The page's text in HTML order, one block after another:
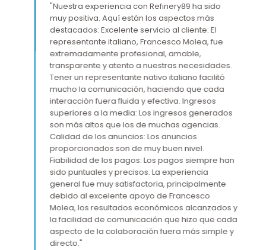
"Nuestra experiencia con Refinery89 ha sido
muy positiva. Aquí están los aspectos más
destacados: Excelente servicio al cliente: El
representante italiano, Francesco Molea, fue
extremadamente profesional, amable,
transparente y atento a nuestras necesidades.
Tener un representante nativo italiano facilitó
mucho la comunicación, haciendo que cada
interacción fuera fluida y efectiva. Ingresos
superiores a la media: Los ingresos generados
son más altos que los de muchas agencias.
Calidad de los anuncios: Los anuncios
proporcionados son de muy buen nivel.
Fiabilidad de los pagos: Los pagos siempre han
sido puntuales y precisos. La experiencia
general fue muy satisfactoria, principalmente
debido al excelente apoyo de Francesco
Molea, los resultados económicos alcanzados y
la facilidad de comunicación que hizo que cada
aspecto de la colaboración fuera más simple y
directo."